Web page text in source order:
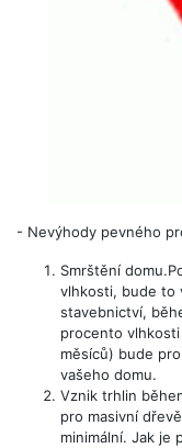
- Nevýhody pevného
Smrštění
vlhkosti, bude to
stavebnictví,
procento
měsíců) bude
vašeho domu.
Vznik trhlin
pro masivní
minimální. Jak je